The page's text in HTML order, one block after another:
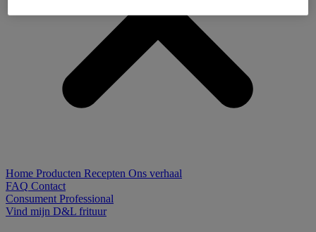
Home Producten Recepten Ons verhaal
FAQ Contact
Consument Professional
Vind mijn D&L frituur